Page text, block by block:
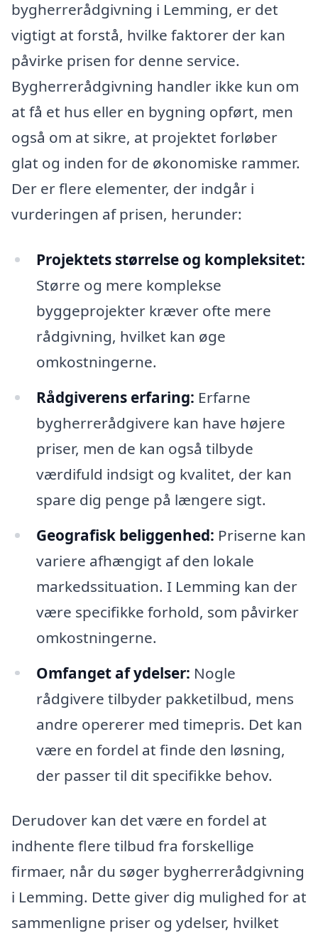
bygherrerådgivning i Lemming, er det
vigtigt at forstå, hvilke faktorer der kan
påvirke prisen for denne service.
Bygherrerådgivning handler ikke kun om
at få et hus eller en bygning opført, men
også om at sikre, at projektet forløber
glat og inden for de økonomiske rammer.
Der er flere elementer, der indgår i
vurderingen af prisen, herunder:
Projektets størrelse og kompleksitet:
Større og mere komplekse
byggeprojekter kræver ofte mere
rådgivning, hvilket kan øge
omkostningerne.
Rådgiverens erfaring: Erfarne
bygherrerådgivere kan have højere
priser, men de kan også tilbyde
værdifuld indsigt og kvalitet, der kan
spare dig penge på længere sigt.
Geografisk beliggenhed: Priserne kan
variere afhængigt af den lokale
markedssituation. I Lemming kan der
være specifikke forhold, som påvirker
omkostningerne.
Omfanget af ydelser: Nogle
rådgivere tilbyder pakketilbud, mens
andre opererer med timepris. Det kan
være en fordel at finde den løsning,
der passer til dit specifikke behov.
Derudover kan det være en fordel at
indhente flere tilbud fra forskellige
firmaer, når du søger bygherrerådgivning
i Lemming. Dette giver dig mulighed for at
sammenligne priser og ydelser, hvilket